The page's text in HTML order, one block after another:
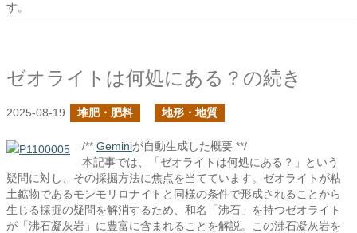
す。
ゼオライトは何処にある？の続き
2025-08-19 堆肥・肥料 地形・地質
/** Geminiが自動生成した概要 **/
本記事では、「ゼオライトは何処にある？」という
疑問に対し、その採掘方法に焦点を当てています。ゼオライトが粘
土鉱物であるモンモリロナイトと同様の条件で形成されることから
生じる採掘の疑問を解消するため、和名「沸石」を持つゼオライト
が「沸石凝灰岩」に豊富に含まれることを解説。この沸石凝灰岩を